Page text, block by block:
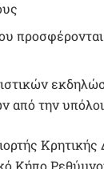
από την
Κήπο